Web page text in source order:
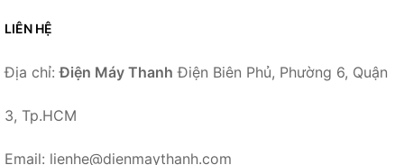
LIÊN HỆ
Địa chỉ:Điện Máy Thanh Điện Biên Phủ, Phường 6, Quận
3, Tp.HCM
Email: lienhe@dienmaythanh.com